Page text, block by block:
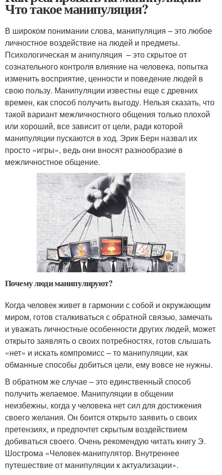
Что такое манипуляция?
В широком понимании слова, манипуляция – это любое
личностное воздействие на людей и предметы.
Психологическая м анипуляция – это скрытое от
сознательного контроля влияние на человека, попытка
изменить восприятие, ценности и поведение людей в
свою пользу. Манипуляции известны еще с древних
времен, как способ получить выгоду. Нельзя сказать, что
такой вариант межличностного общения только плохой
или хороший, все зависит от цели, ради которой
манипуляции пускаются в ход. Эрик Берн назвал их
просто «игры», ведь они вносят разнообразие в
межличностное общение.
Почему люди манипулируют?
Когда человек живет в гармонии с собой и окружающим
миром, готов сталкиваться с обратной связью, замечать
и уважать личностные особенности других людей, может
открыто заявлять о своих потребностях, готов слышать
«нет» и искать компромисс – то манипуляции, как
обманные способы добиться цели, ему вовсе не нужны.
В обратном же случае – это единственный способ
получить желаемое. Манипуляции в общении
неизбежны, когда у человека нет сил для достижения
своего желания. Он боится открыто заявить о своих
претензиях, и предпочтет скрытым воздействием
добиваться своего. Очень рекомендую читать книгу Э.
Шострома «Человек-манипулятор. Внутреннее
путешествие от манипуляции к актуализации».